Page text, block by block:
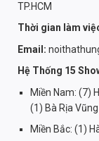
TP.HCM
Thời gian làm
Email:
Hệ Thống 15
Miền Nam: (7)
(1) Bà Rịa
Miền Bắc: (1)